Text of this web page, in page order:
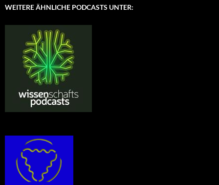
WEITERE ÄHNLICHE PODCASTS UNTER: